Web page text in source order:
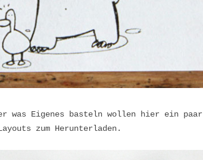
Eigenes basteln wollen hier ein paar
zum Herunterladen.